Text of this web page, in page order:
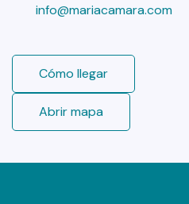
info@mariacamara.com
Cómo llegar
Abrir mapa